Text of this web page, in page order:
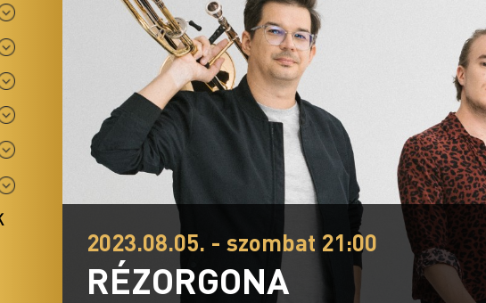
2023.08.05. - szombat 21:00
RÉZORGONA